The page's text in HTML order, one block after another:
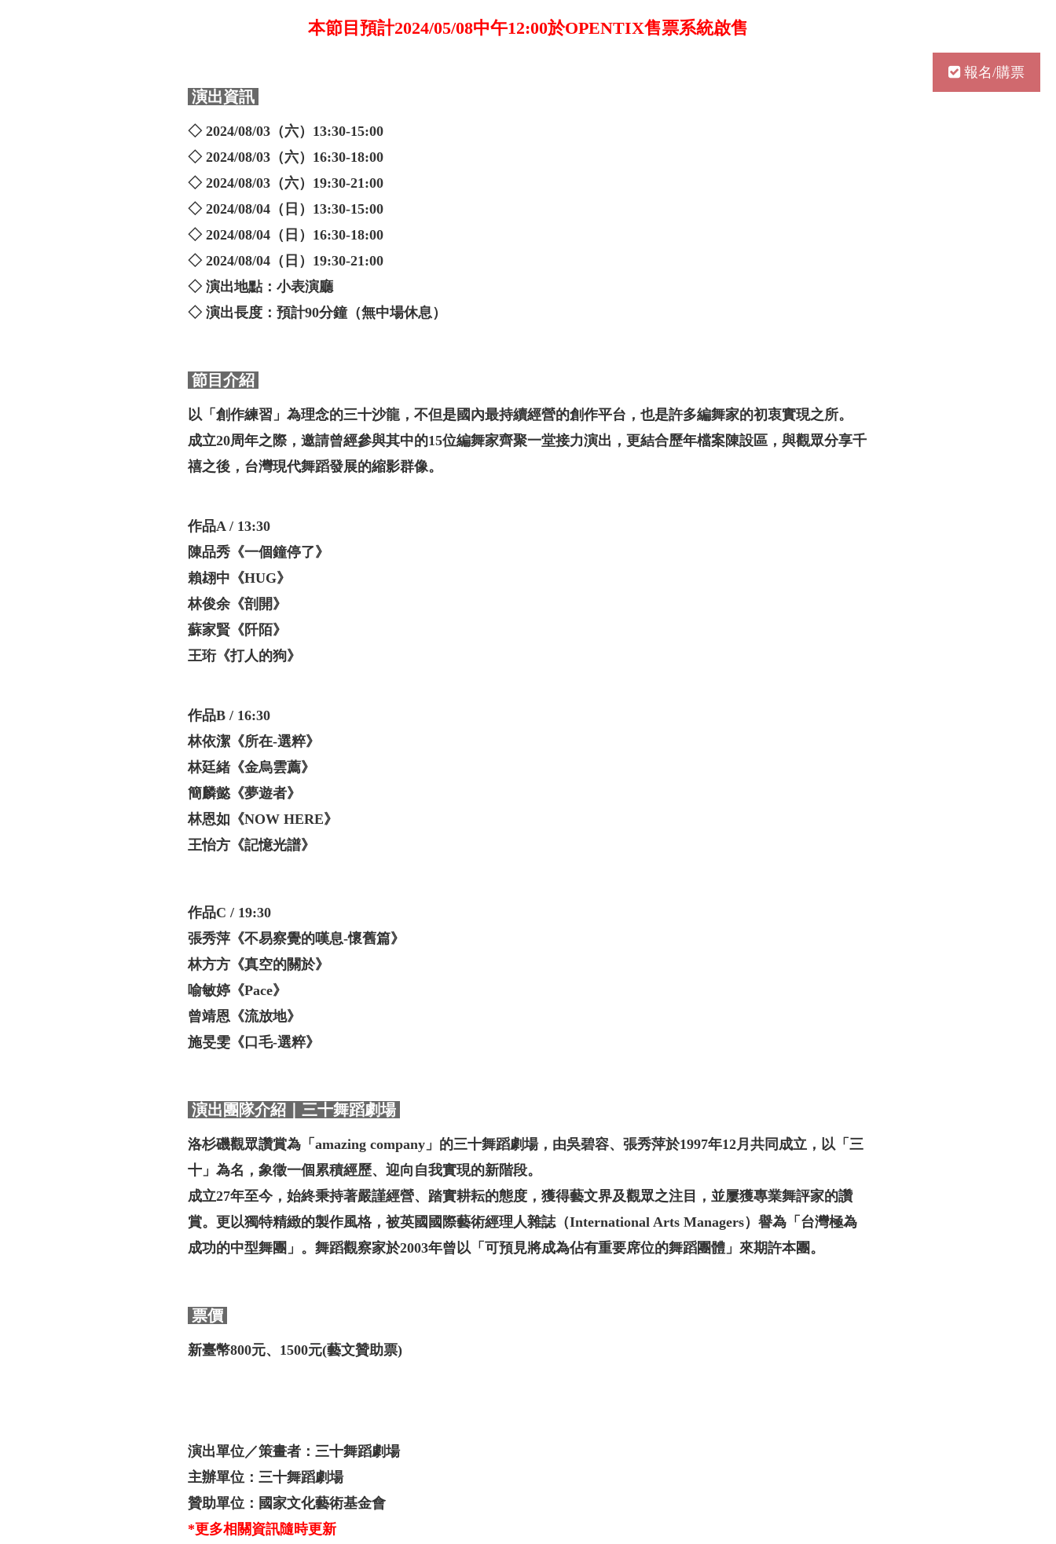
本節目預計2024/05/08中午12:00於OPENTIX售票系統啟售
演出資訊
◇ 2024/08/03（六）13:30-15:00
◇ 2024/08/03（六）16:30-18:00
◇ 2024/08/03（六）19:30-21:00
◇ 2024/08/04（日）13:30-15:00
◇ 2024/08/04（日）16:30-18:00
◇ 2024/08/04（日）19:30-21:00
◇ 演出地點：小表演廳
◇ 演出長度：預計90分鐘（無中場休息）
節目介紹
以「創作練習」為理念的三十沙龍，不但是國內最持續經營的創作平台，也是許多編舞家的初衷實現之所。
成立20周年之際，邀請曾經參與其中的15位編舞家齊聚一堂接力演出，更結合歷年檔案陳設區，與觀眾分享千
禧之後，台灣現代舞蹈發展的縮影群像。
作品A / 13:30
陳品秀《一個鐘停了》
賴翃中《HUG》
林俊余《剖開》
蘇家賢《阡陌》
王珩《打人的狗》
作品B / 16:30
林依潔《所在-選粹》
林廷緒《金烏雲薦》
簡麟懿《夢遊者》
林恩如《NOW HERE》
王怡方《記憶光譜》
作品C / 19:30
張秀萍《不易察覺的嘆息-懷舊篇》
林方方《真空的關於》
喻敏婷《Pace》
曾靖恩《流放地》
施旻雯《口毛-選粹》
演出團隊介紹｜三十舞蹈劇場
洛杉磯觀眾讚賞為「amazing company」的三十舞蹈劇場，由吳碧容、張秀萍於1997年12月共同成立，以「三
十」為名，象徵一個累積經歷、迎向自我實現的新階段。
成立27年至今，始終秉持著嚴謹經營、踏實耕耘的態度，獲得藝文界及觀眾之注目，並屢獲專業舞評家的讚
賞。更以獨特精緻的製作風格，被英國國際藝術經理人雜誌（International Arts Managers）譽為「台灣極為
成功的中型舞團」。舞蹈觀察家於2003年曾以「可預見將成為佔有重要席位的舞蹈團體」來期許本團。
票價
新臺幣800元、1500元(藝文贊助票)
演出單位／策畫者：三十舞蹈劇場
主辦單位：三十舞蹈劇場
贊助單位：國家文化藝術基金會
*更多相關資訊隨時更新
報名/購票